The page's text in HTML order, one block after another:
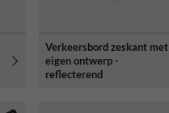
Verkeersbord zeskant met
eigen ontwerp -
reflecterend